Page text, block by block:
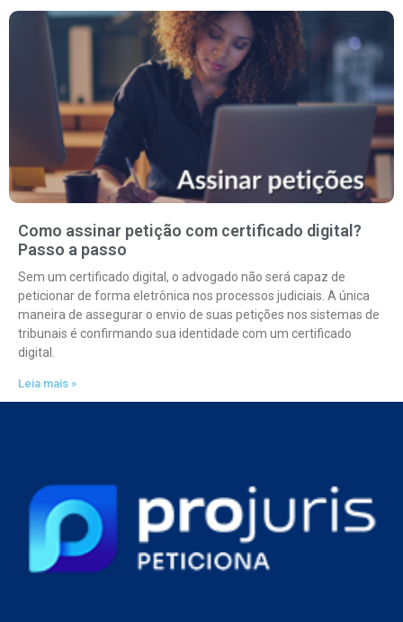
Como assinar petição com certificado digital?
Passo a passo
Sem um certificado digital, o advogado não será capaz de
peticionar de forma eletrônica nos processos judiciais. A única
maneira de assegurar o envio de suas petições nos sistemas de
tribunais é confirmando sua identidade com um certificado
digital.
Leia mais »